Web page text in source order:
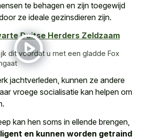
te behagen en zijn toegewijd
ze ideale gezinsdieren zijn.
Duitse Herders Zeldzaam
dit voordat u met een gladde Fox
jachtverleden, kunnen ze andere
vroege socialisatie kan helpen om
kan hen soms in ellende brengen,
en kunnen worden getraind